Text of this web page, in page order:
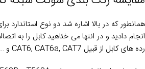
رده های کابل از قبیل CAT6, CAT6a, CAT7 و … مشترک است. اما به راستی کدام استاندارد انتخاب مناسب تری است.